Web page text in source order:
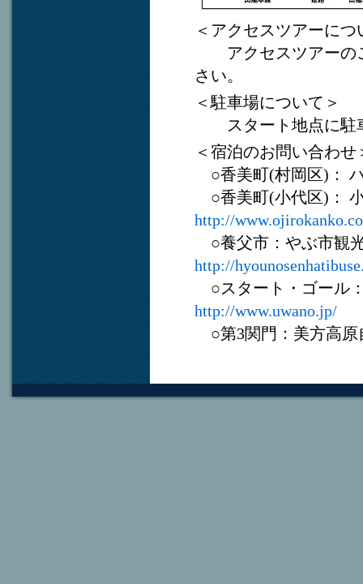
＜アクセスツアーにつ
アクセスツアーのご
さい。
＜駐車場について＞
スタート地点に駐
＜宿泊のお問い合わせ
○香美町(村岡区)：
○香美町(小代区)：
http://
○養父市：やぶ市観
http://
○スタート・ゴール
http://www.uwano.jp/
○第3関門：美方高